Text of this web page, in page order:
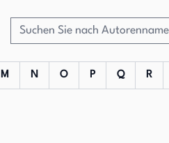
M N O P Q R